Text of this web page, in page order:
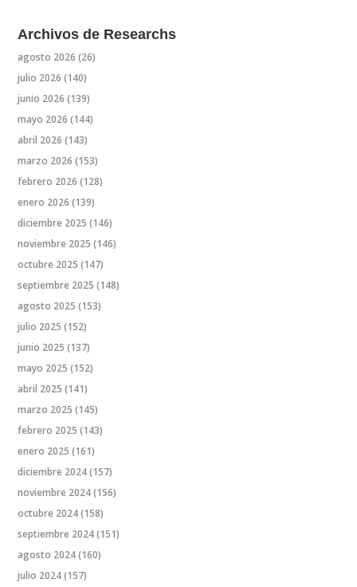
Archivos de Researchs
agosto 2026 (26)
julio 2026 (140)
junio 2026 (139)
mayo 2026 (144)
abril 2026 (143)
marzo 2026 (153)
febrero 2026 (128)
enero 2026 (139)
diciembre 2025 (146)
noviembre 2025 (146)
octubre 2025 (147)
septiembre 2025 (148)
agosto 2025 (153)
julio 2025 (152)
junio 2025 (137)
mayo 2025 (152)
abril 2025 (141)
marzo 2025 (145)
febrero 2025 (143)
enero 2025 (161)
diciembre 2024(157)
noviembre 2024(156)
octubre 2024(158)
septiembre 2024(151)
agosto 2024(160)
julio 2024(157)